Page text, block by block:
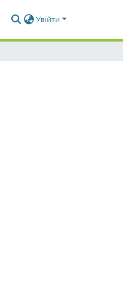
Увійти